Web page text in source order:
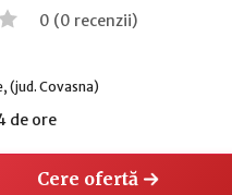
0 (0 recenzii)
(jud. Covasna)
de ore
Cere ofertă